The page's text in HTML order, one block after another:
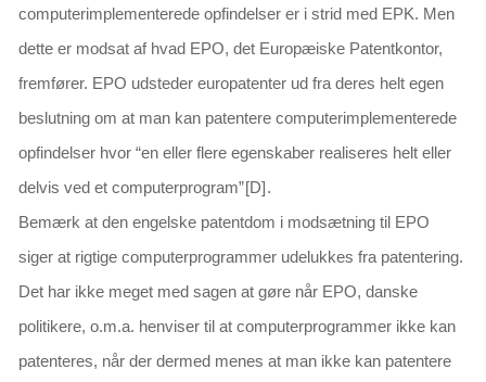
computerimplementerede opfindelser er i strid med EPK. Men
dette er modsat af hvad EPO, det Europæiske Patentkontor,
fremfører. EPO udsteder europatenter ud fra deres helt egen
beslutning om at man kan patentere computerimplementerede
opfindelser hvor “en eller flere egenskaber realiseres helt eller
delvis ved et computerprogram”[D].
Bemærk at den engelske patentdom i modsætning til EPO
siger at rigtige computerprogrammer udelukkes fra patentering.
Det har ikke meget med sagen at gøre når EPO, danske
politikere, o.m.a. henviser til at computerprogrammer ikke kan
patenteres, når der dermed menes at man ikke kan patentere